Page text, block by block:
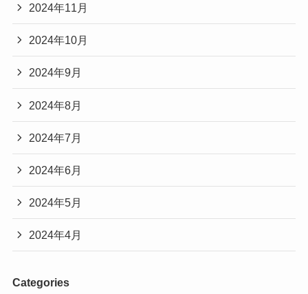
2024年11月
2024年10月
2024年9月
2024年8月
2024年7月
2024年6月
2024年5月
2024年4月
Categories